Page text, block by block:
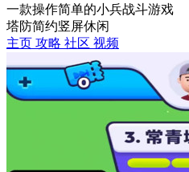
一款操作简单的小兵战斗游戏
塔防简约竖屏休闲
主页 攻略 社区 视频